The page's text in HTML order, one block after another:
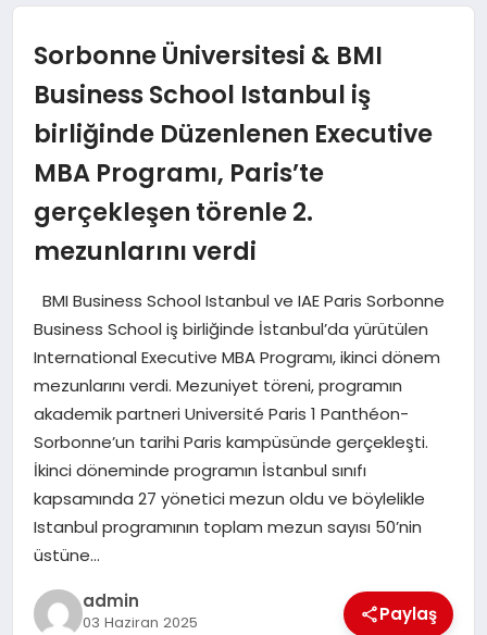
SPOR
YAŞAM
EKONOMI
SAĞLIK
EĞITIM
Sorbonne Üniversitesi & BMI
Business School Istanbul iş
birliğinde Düzenlenen Executive
MBA Programı, Paris’te
gerçekleşen törenle 2.
mezunlarını verdi
BMI Business School Istanbul ve IAE Paris Sorbonne
Business School iş birliğinde İstanbul’da yürütülen
International Executive MBA Programı, ikinci dönem
mezunlarını verdi. Mezuniyet töreni, programın
akademik partneri Université Paris 1 Panthéon-
Sorbonne’un tarihi Paris kampüsünde gerçekleşti.
İkinci döneminde programın İstanbul sınıfı
kapsamında 27 yönetici mezun oldu ve böylelikle
Istanbul programının toplam mezun sayısı 50’nin
üstüne…
admin
03 Haziran 2025 Paylaş